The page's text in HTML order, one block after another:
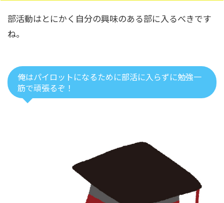
部活動はとにかく自分の興味のある部に入るべきです
ね。
俺はパイロットになるために部活に入らずに勉強一
筋で頑張るぞ！